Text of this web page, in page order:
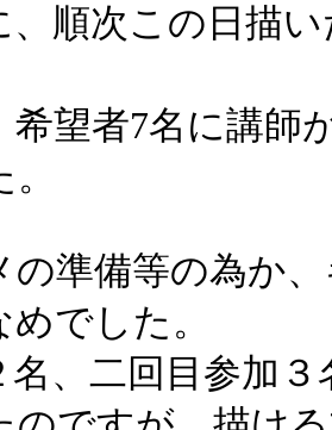
順次この日描
望者7名に講師
準備等の為か
でした。
、二回目参加３